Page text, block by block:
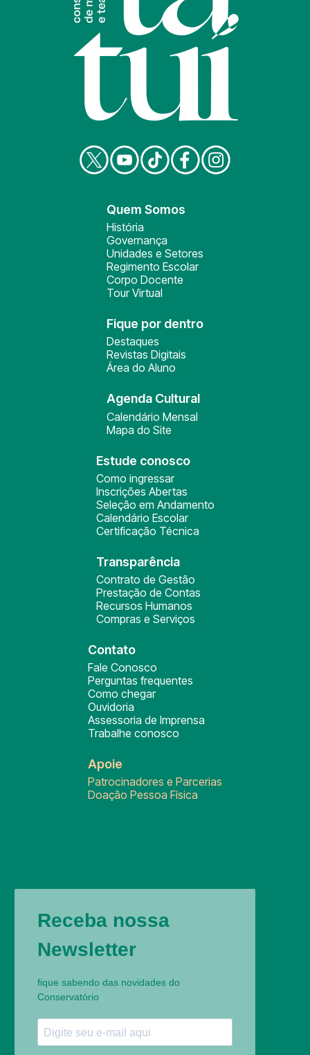
Quem Somos
História
Governança
Unidades e Setores
Regimento Escolar
Corpo Docente
Tour Virtual
Fique por dentro
Destaques
Revistas Digitais
Área do Aluno
Agenda Cultural
Calendário Mensal
Mapa do Site
Estude conosco
Como ingressar
Inscrições Abertas
Seleção em Andamento
Calendário Escolar
Certificação Técnica
Transparência
Contrato de Gestão
Prestação de Contas
Recursos Humanos
Compras e Serviços
Contato
Fale Conosco
Perguntas frequentes
Como chegar
Ouvidoria
Assessoria de Imprensa
Trabalhe conosco
Apoie
Patrocinadores e Parcerias
Doação Pessoa Física